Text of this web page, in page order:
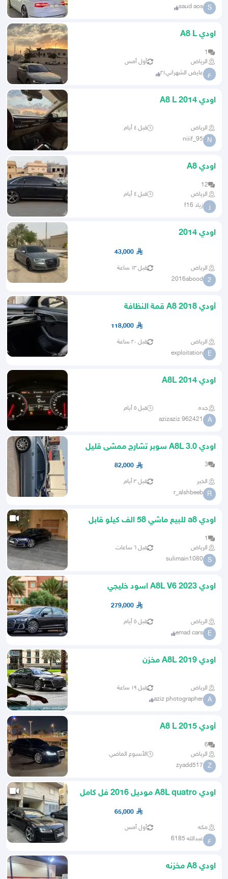
S
saud aos
اودي A8 L
1
الرياض
أول أمس
ع عايض الشهراني٢١
اودي 2014 A8 L
الرياض قبل ٤ أيام
N
niiif_95
اودي A8
12
الرياض
قبل ٤ أيام
ز زياد f16
اودي 2014
43,000
الرياض قبل ١٣ ساعة
2
2016abood
أودي A8 2018 قمة النظافة
118,000
الرياض قبل ٢٠ ساعة
E
exploitation
اودي A8L 2014
جده قبل ٥ أيام
A
azizaziz 962421
اودي A8L 3.0 سوبر تشارج ممشى قليل
3
82,000
الخبر قبل ٣ أيام
R
r_alshbeeb
اودي a8 للبيع ماشي 58 الف كيلو قابل
1
الرياض
قبل ٦ ساعات
S
sulimain1080
اودي A8L V6 2023 اسود خليجي
279,000
الرياض قبل ٥ أيام
E
emad cars
اودي A8L 2019 مخزن
الرياض قبل ١٩ ساعة
A
aziz photographer
أودي A8 L 2015
6
الرياض
الأسبوع الماضي
Z
zyadd517
اودي A8L quatro موديل 2016 فل كامل
65,000
مكه أول أمس
ع عبدالله 6185
اودي A8 مخزنه